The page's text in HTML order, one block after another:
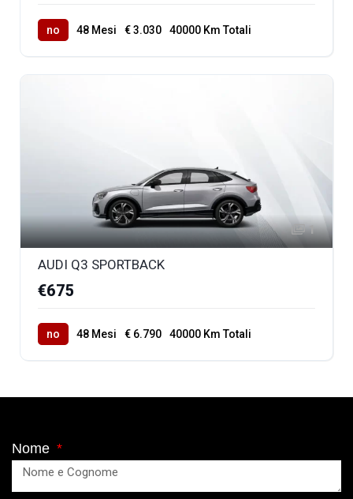
no 48 Mesi € 3.030 40000 Km Totali
1
AUDI Q3 SPORTBACK
€675
no 48 Mesi € 6.790 40000 Km Totali
Nome